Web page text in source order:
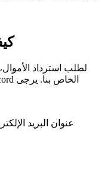
3.
لطلب استرداد
عنوان البريد